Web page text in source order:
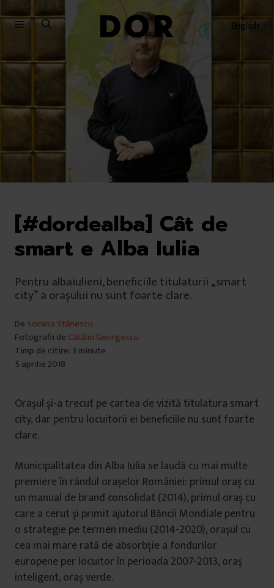
Sari
la
Sari
la
English
[#dordealba] Cât de
smart e Alba Iulia
Pentru albaiulieni, beneficiile titulaturii „smart
city” a orașului nu sunt foarte clare.
De Sorana Stănescu
Fotografii de Cătălin Georgescu
Timp de citire: 3 minute
5 aprilie 2018
Orașul și-a trecut pe cartea de vizită titulatura smart
city, dar pentru locuitorii ei beneficiile nu sunt foarte
clare.
Municipalitatea din Alba Iulia se laudă cu mai multe
premiere în rândul orașelor României: primul oraș cu
un manual de brand consolidat (2014), primul oraș cu
care a cerut și primit ajutorul Băncii Mondiale pentru
o strategie pe termen mediu (2014-2020), orașul cu
cea mai mare rată de absorbție a fondurilor
europene per locuitor în perioada 2007-2013, oraș
inteligent, oraș verde.